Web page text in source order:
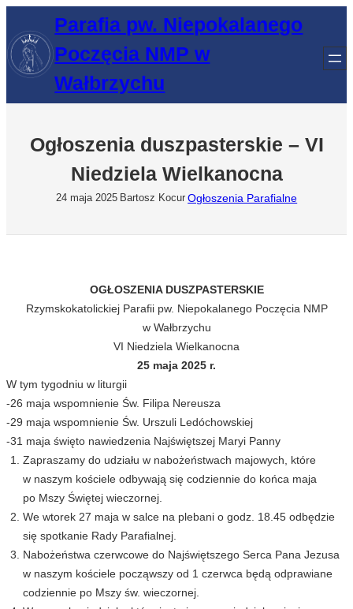
treści
Parafia pw. Niepokalanego
Poczęcia NMP w
Wałbrzychu
Ogłoszenia duszpasterskie – VI
Niedziela Wielkanocna
24 maja 2025 Bartosz Kocur Ogłoszenia Parafialne
OGŁOSZENIA DUSZPASTERSKIE
Rzymskokatolickiej Parafii pw. Niepokalanego Poczęcia NMP
w Wałbrzychu
VI Niedziela Wielkanocna
25 maja 2025 r.
W tym tygodniu w liturgii
-26 maja wspomnienie Św. Filipa Nereusza
-29 maja wspomnienie Św. Urszuli Ledóchowskiej
-31 maja święto nawiedzenia Najświętszej Maryi Panny
Zapraszamy do udziału w nabożeństwach majowych, które
w naszym kościele odbywają się codziennie do końca maja
po Mszy Świętej wieczornej.
We wtorek 27 maja w salce na plebani o godz. 18.45 odbędzie
się spotkanie Rady Parafialnej.
Nabożeństwa czerwcowe do Najświętszego Serca Pana Jezusa
w naszym kościele począwszy od 1 czerwca będą odprawiane
codziennie po Mszy św. wieczornej.